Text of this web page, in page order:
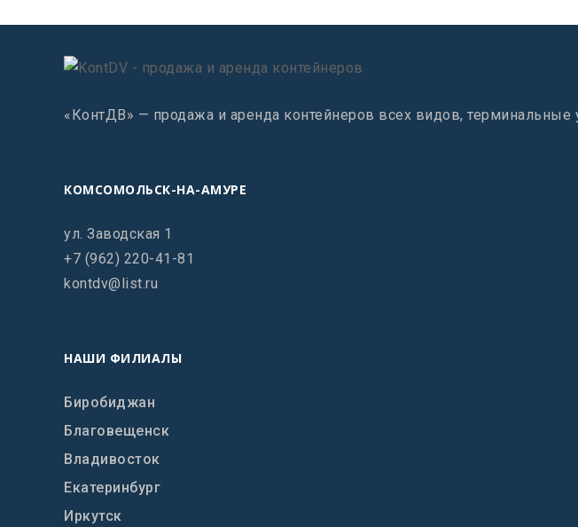
«КонтДВ» — продажа и аренда контейнеров всех видов, терминальные
КОМСОМОЛЬСК-НА-АМУРЕ
ул. Заводская 1
+7 (962) 220-41-81
kontdv@list.ru
НАШИ ФИЛИАЛЫ
Биробиджан
Благовещенск
Владивосток
Екатеринбург
Иркутск